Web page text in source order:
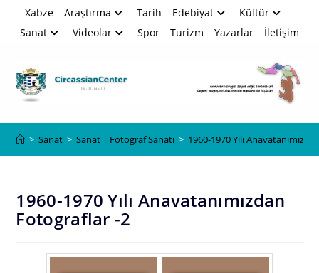
Xabze Araştırma Tarih Edebiyat
Kültür
Sanat
Videolar Spor Turizm Yazarlar İletişim
> Sanat > Sanat | Fotograf Sanatı > 1960-1970 Yılı
1960-1970 Yılı Anavatanımızdan
Fotograflar -2